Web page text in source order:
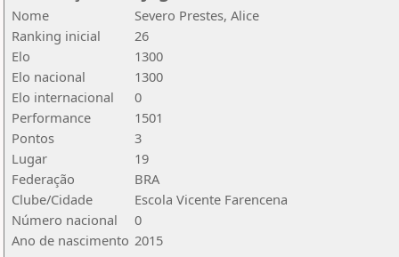
Nome
Severo Prestes, Alice
Ranking inicial
26
Elo
1300
Elo nacional
1300
Elo internacional
0
Performance
1501
Pontos
3
Lugar
19
Federação
BRA
Clube/Cidade
Escola Vicente Farencena
Número nacional
0
Ano de nascimento 2015